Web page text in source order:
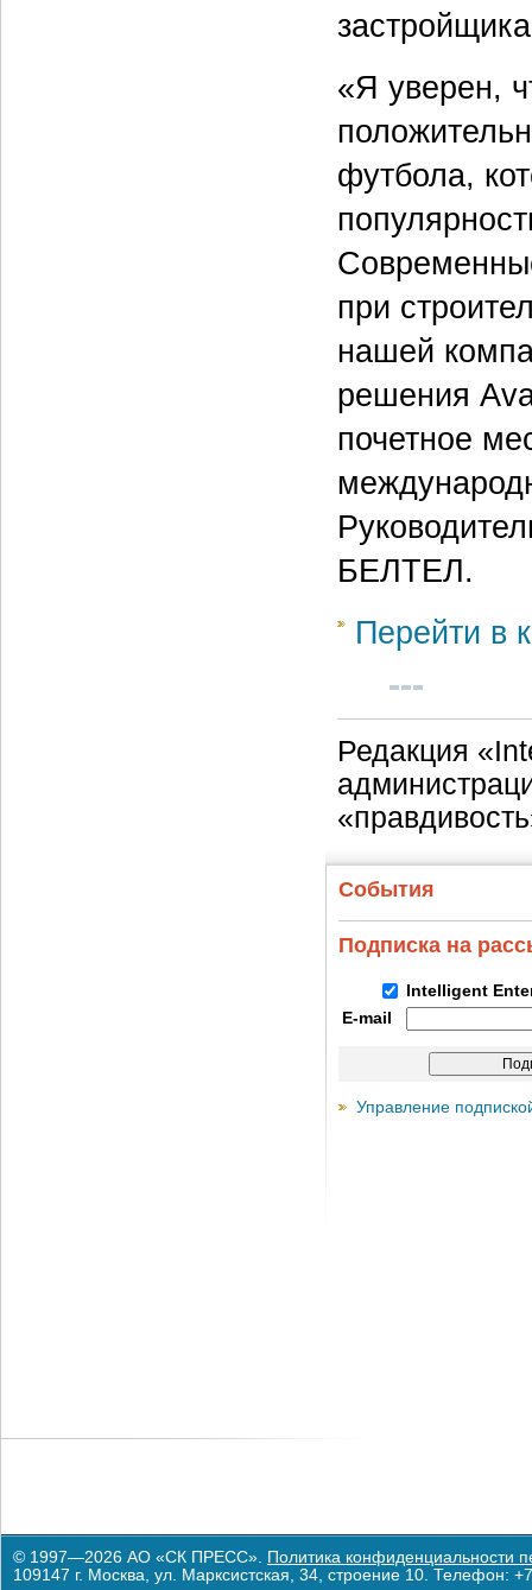
«Я уверен,
футбола,
при
нашей
решения
почетное
БЕЛТЕЛ.
Перейти в
Редакция
События
Подписка на
Intelligent
E-mail
Управление
© 1997—2026 АО «СК ПРЕСС». Политика конфиденциальности
109147 г. Москва, ул. Марксистская, 34, строение 10. Телефон: